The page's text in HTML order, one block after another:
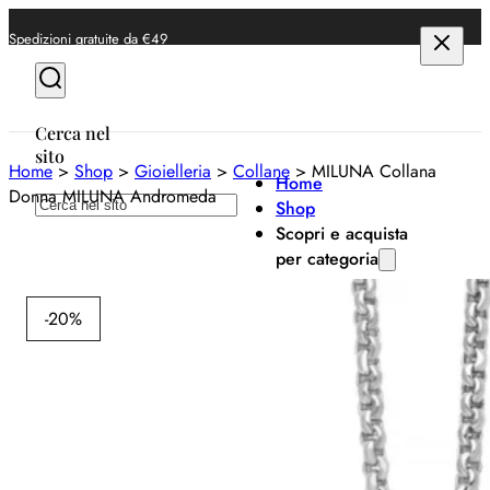
Spedizioni gratuite da €49
Cerca nel
sito
Cerca
Home
Shop
Scopri e acquista
per categoria
Anelli
Bracciali
Collane
Orecchini
Orologi
Home> Shop > Gioielleria > Collane > MILUNA Collana
Donna MILUNA Andromeda
-20%